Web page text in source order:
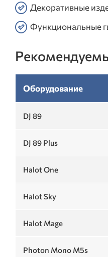
Декоративные
Функциональные
Оборудование
DJ 89
DJ 89 Plus
Halot One
Halot Sky
Halot Mage
Photon Mono M5s